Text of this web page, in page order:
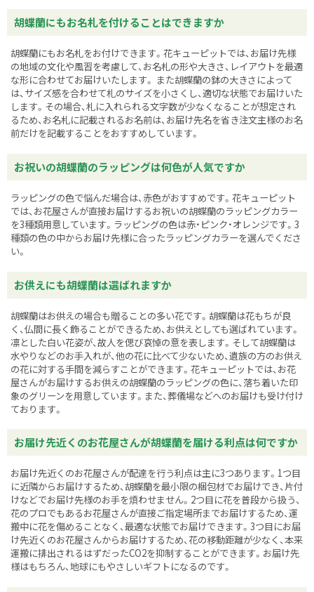
胡蝶蘭にもお名札を付けることはできますか
胡蝶蘭にもお名札をお付けできます。花キューピットでは、お届け先様
の地域の文化や風習を考慮して、お名札の形や大きさ、レイアウトを最適
な形に合わせてお届けいたします。 また胡蝶蘭の鉢の大きさによって
は、サイズ感を合わせて札のサイズを小さくし、適切な状態でお届けいた
します。その場合、札に入れられる文字数が少なくなることが想定され
るため、お名札に記載されるお名前は、お届け先名を省き注文主様のお名
前だけを記載することをおすすめしています。
お祝いの胡蝶蘭のラッピングは何色が人気ですか
ラッピングの色で悩んだ場合は、赤色がおすすめです。花キューピット
では、お花屋さんが直接お届けするお祝いの胡蝶蘭のラッピングカラー
を3種類用意しています。ラッピングの色は赤・ピンク・オレンジです。3
種類の色の中からお届け先様に合ったラッピングカラーを選んでくださ
い。
お供えにも胡蝶蘭は選ばれますか
胡蝶蘭はお供えの場合も贈ることの多い花です。胡蝶蘭は花もちが良
く、仏間に長く飾ることができるため、お供えとしても選ばれています。
凛とした白い花姿が、故人を偲び哀悼の意を表します。そして胡蝶蘭は
水やりなどのお手入れが、他の花に比べて少ないため、遺族の方のお供え
の花に対する手間を減らすことができます。花キューピットでは、お花
屋さんがお届けするお供えの胡蝶蘭のラッピングの色に、落ち着いた印
象のグリーンを用意しています。また、葬儀場などへのお届けも受け付け
ております。
お届け先近くのお花屋さんが胡蝶蘭を届ける利点は何ですか
お届け先近くのお花屋さんが配達を行う利点は主に3つあります。1つ目
に近隣からお届けするため、胡蝶蘭を最小限の梱包材でお届けでき、片付
けなどでお届け先様のお手を煩わせません。2つ目に花を普段から扱う、
花のプロでもあるお花屋さんが直接ご指定場所までお届けするため、運
搬中に花を傷めることなく、最適な状態でお届けできます。3つ目にお届
け先近くのお花屋さんからお届けするため、花の移動距離が少なく、本来
運搬に排出されるはずだったCO2を抑制することができます。お届け先
様はもちろん、地球にもやさしいギフトになるのです。